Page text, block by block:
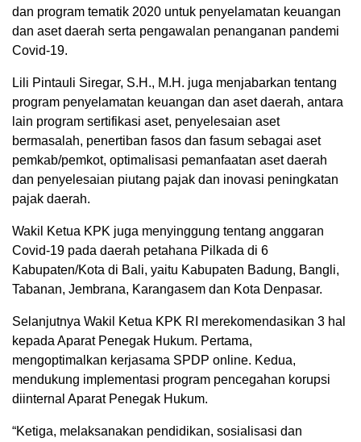
dan program tematik 2020 untuk penyelamatan keuangan
dan aset daerah serta pengawalan penanganan pandemi
Covid-19.
Lili Pintauli Siregar, S.H., M.H. juga menjabarkan tentang
program penyelamatan keuangan dan aset daerah, antara
lain program sertifikasi aset, penyelesaian aset
bermasalah, penertiban fasos dan fasum sebagai aset
pemkab/pemkot, optimalisasi pemanfaatan aset daerah
dan penyelesaian piutang pajak dan inovasi peningkatan
pajak daerah.
Wakil Ketua KPK juga menyinggung tentang anggaran
Covid-19 pada daerah petahana Pilkada di 6
Kabupaten/Kota di Bali, yaitu Kabupaten Badung, Bangli,
Tabanan, Jembrana, Karangasem dan Kota Denpasar.
Selanjutnya Wakil Ketua KPK RI merekomendasikan 3 hal
kepada Aparat Penegak Hukum. Pertama,
mengoptimalkan kerjasama SPDP online. Kedua,
mendukung implementasi program pencegahan korupsi
diinternal Aparat Penegak Hukum.
“Ketiga, melaksanakan pendidikan, sosialisasi dan